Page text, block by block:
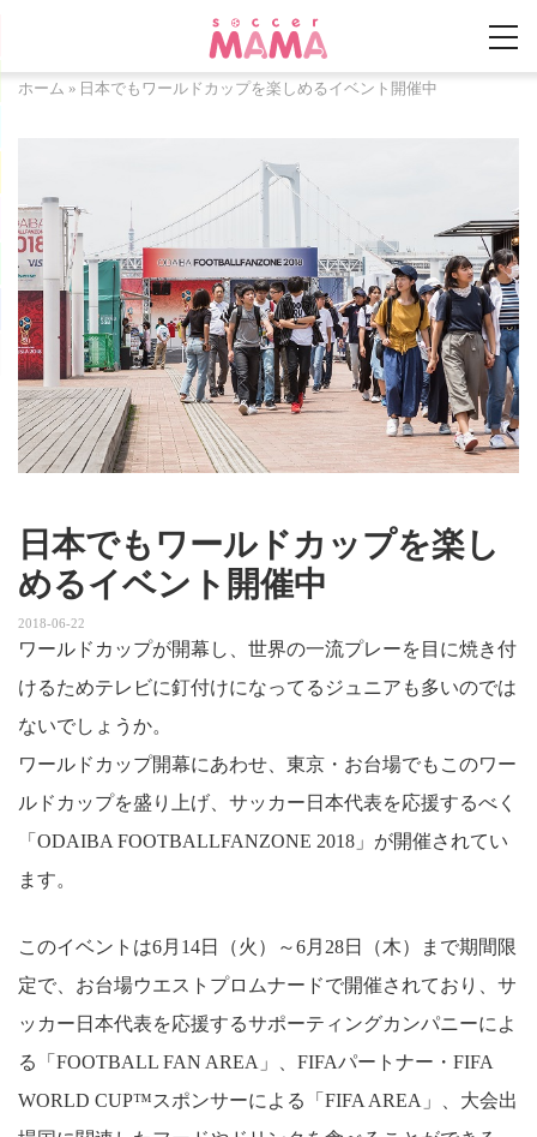
ホーム » 日本でもワールドカップを楽しめるイベント開催中
日本でもワールドカップを楽し
めるイベント開催中
2018-06-22
ワールドカップが開幕し、世界の一流プレーを目に焼き付
けるためテレビに釘付けになってるジュニアも多いのでは
ないでしょうか。
ワールドカップ開幕にあわせ、東京・お台場でもこのワー
ルドカップを盛り上げ、サッカー日本代表を応援するべく
「ODAIBA FOOTBALLFANZONE 2018」が開催されてい
ます。
このイベントは6月14日（火）～6月28日（木）まで期間限
定で、お台場ウエストプロムナードで開催されており、サ
ッカー日本代表を応援するサポーティングカンパニーによ
る「FOOTBALL FAN AREA」、FIFAパートナー・FIFA
WORLD CUP™スポンサーによる「FIFA AREA」、大会出